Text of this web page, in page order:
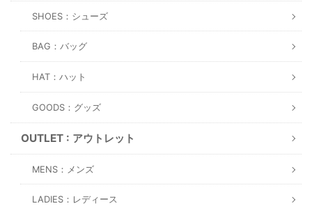
SHOES：シューズ
BAG：バッグ
HAT：ハット
GOODS：グッズ
OUTLET : アウトレット
MENS：メンズ
LADIES：レディース